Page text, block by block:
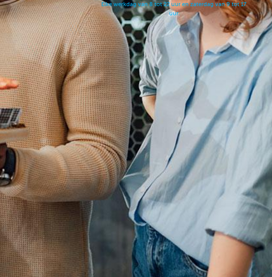
Elke werkdag van 8 tot 22 uur en zaterdag van 9 tot 17
uur.